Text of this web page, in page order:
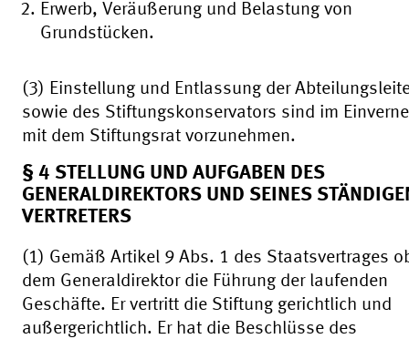
Erwerb, Veräußerung und Belastung von
Grundstücken.
(3) Einstellung und Entlassung der
sowie des Stiftungskonservators sind im
mit dem Stiftungsrat vorzunehmen.
§ 4 STELLUNG UND AUFGABEN DES
GENERALDIREKTORS UND SEINES
VERTRETERS
(1) Gemäß Artikel 9 Abs. 1 des Staatsvertrages
dem Generaldirektor die Führung der laufenden
Geschäfte. Er vertritt die Stiftung gerichtlich und
außergerichtlich. Er hat die Beschlüsse des